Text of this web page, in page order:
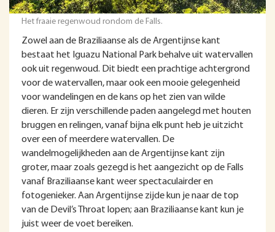
Het fraaie regenwoud rondom de Falls.
Zowel aan de Braziliaanse als de Argentijnse kant
bestaat het Iguazu National Park behalve uit watervallen
ook uit regenwoud. Dit biedt een prachtige achtergrond
voor de watervallen, maar ook een mooie gelegenheid
voor wandelingen en de kans op het zien van wilde
dieren. Er zijn verschillende paden aangelegd met houten
bruggen en relingen, vanaf bijna elk punt heb je uitzicht
over een of meerdere watervallen. De
wandelmogelijkheden aan de Argentijnse kant zijn
groter, maar zoals gezegd is het aangezicht op de Falls
vanaf Braziliaanse kant weer spectaculairder en
fotogenieker. Aan Argentijnse zijde kun je naar de top
van de Devil’s Throat lopen; aan Braziliaanse kant kun je
juist weer de voet bereiken.